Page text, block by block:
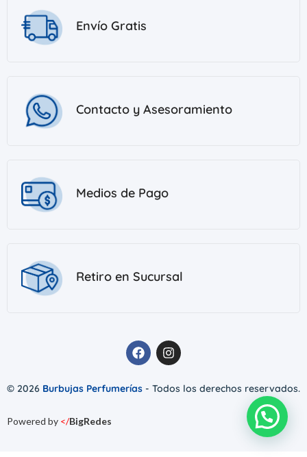
Envío Gratis
Contacto y Asesoramiento
Medios de Pago
Retiro en Sucursal
© 2026 Burbujas Perfumerías - Todos los derechos reservados.
Powered by </BigRedes